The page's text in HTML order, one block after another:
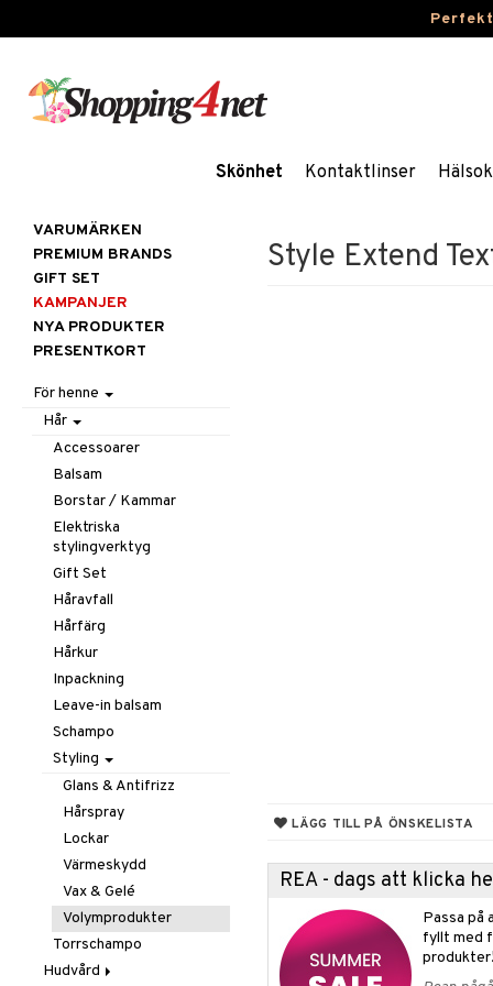
Skönhet Kontaktlinser
Style Extend
LÄGG TILL PÅ ÖNSKELISTA
REA - dags att klicka
Passa på
fyllt med
produkter!
VARUMÄRKEN
PREMIUM BRANDS
GIFT SET
KAMPANJER
NYA PRODUKTER
PRESENTKORT
För henne
Hår
Accessoarer
Balsam
Borstar / Kammar
Elektriska
stylingverktyg
Gift Set
Håravfall
Hårfärg
Hårkur
Inpackning
Leave-in balsam
Schampo
Styling
Glans & Antifrizz
Hårspray
Lockar
Värmeskydd
Vax & Gelé
Volymprodukter
Torrschampo
Hudvård